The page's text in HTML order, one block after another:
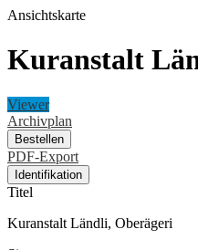
Ansichtskarte
Kuranstalt
Viewer
Archivplan
Bestellen
PDF-Export
Identifikation
Titel
Kuranstalt Ländli, Oberägeri